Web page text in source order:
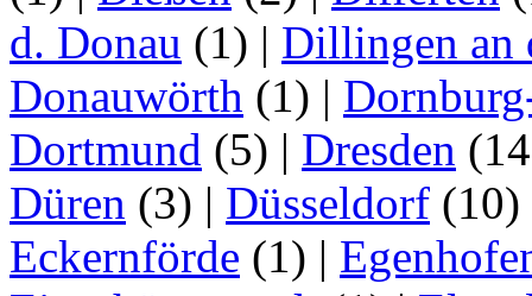
d. Donau (1) | Dillingen an
Donauwörth (1) |
Dortmund (5) | Dresden
Düren (3) | Düsseldorf (10)
Eckernförde (1) |